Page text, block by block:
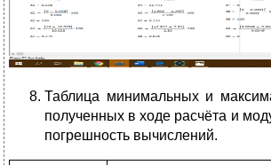
Таблица минимальных и
полученных в ходе расчёта и
погрешность вычислений.